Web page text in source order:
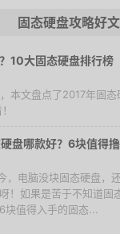
固态硬盘攻略好
10大固态硬盘排行榜
本文盘点了2017年固
盘哪款好？6块值得
，电脑没块固态硬盘，
！如果是苦于不知道固
块值得入手的固态...